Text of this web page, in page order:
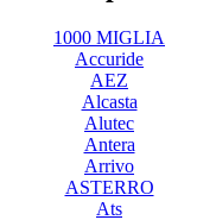
1000 MIGLIA
Accuride
AEZ
Alcasta
Alutec
Antera
Arrivo
ASTERRO
Ats